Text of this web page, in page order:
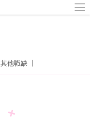
其他職缺